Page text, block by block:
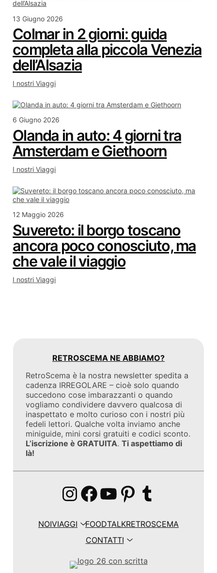
13 Giugno 2026
Colmar in 2 giorni: guida
completa alla piccola Venezia
dell’Alsazia
I nostri Viaggi
6 Giugno 2026
Olanda in auto: 4 giorni tra
Amsterdam e Giethoorn
I nostri Viaggi
12 Maggio 2026
Suvereto: il borgo toscano
ancora poco conosciuto, ma
che vale il viaggio
I nostri Viaggi
RETROSCEMA NE ABBIAMO?
RetroScema è la nostra newsletter spedita a
cadenza IRREGOLARE – cioè solo quando
succedono cose imbarazzanti o quando
vogliamo condividere davvero qualcosa di
inaspettato e molto curioso con i nostri più
fedeli lettori. Qualche volta inviamo anche
miniguide, mini corsi gratuiti e codici sconto.
L’iscrizione è GRATUITA.Ti aspettiamo di
là!
Instagram
Facebook
YouTube
Pinterest
Tumblr
NOIVIAGGI FOODTALKRETROSCEMA
CONTATTI